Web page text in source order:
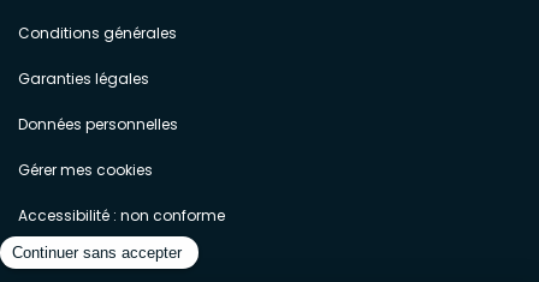
Conditions générales
Garanties légales
Données personnelles
Gérer mes cookies
Accessibilité : non conforme